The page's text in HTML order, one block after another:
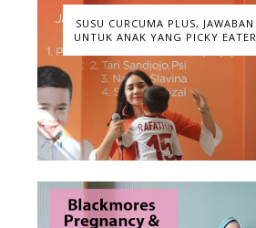
SUSU CURCUMA PLUS, JAWABAN
UNTUK ANAK YANG PICKY EATER